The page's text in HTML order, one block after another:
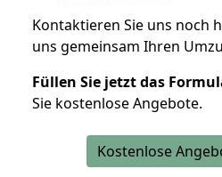
Kontaktieren Sie uns noch
uns gemeinsam Ihren
Füllen Sie jetzt das
Sie kostenlose Angebote.
Kostenlose